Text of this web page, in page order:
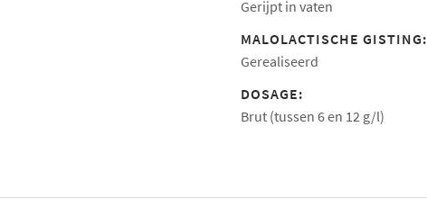
Gerijpt in vaten
MALOLACTISCHE GISTING:
Gerealiseerd
DOSAGE:
Brut (tussen 6 en 12 g/l)